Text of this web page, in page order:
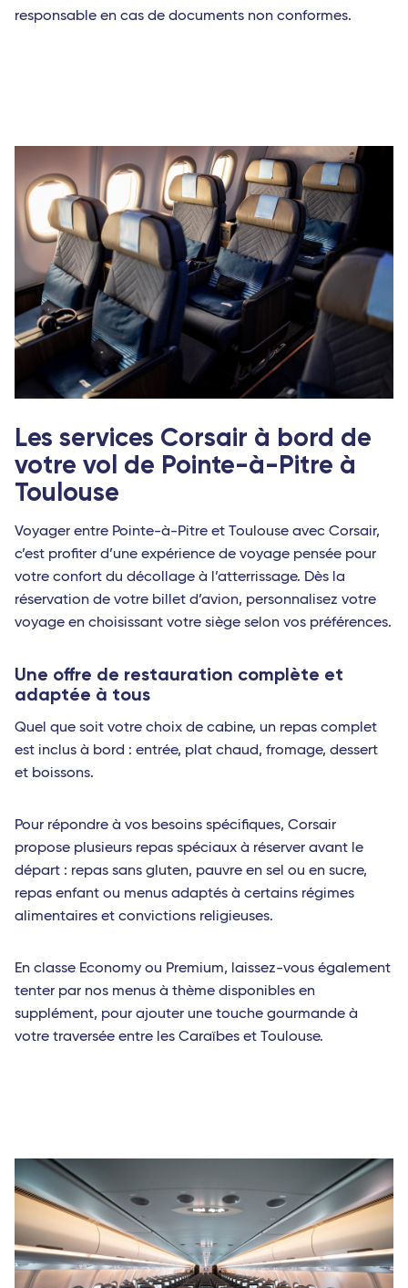
responsable en cas de documents non conformes.
Les services Corsair à bord de
votre vol de Pointe-à-Pitre à
Toulouse
Voyager entre Pointe-à-Pitre et Toulouse avec Corsair,
c’est profiter d’une expérience de voyage pensée pour
votre confort du décollage à l’atterrissage. Dès la
réservation de votre billet d’avion, personnalisez votre
voyage en choisissant votre siège selon vos préférences.
Une offre de restauration complète et
adaptée à tous
Quel que soit votre choix de cabine, un repas complet
est inclus à bord : entrée, plat chaud, fromage, dessert
et boissons.
Pour répondre à vos besoins spécifiques, Corsair
propose plusieurs repas spéciaux à réserver avant le
départ : repas sans gluten, pauvre en sel ou en sucre,
repas enfant ou menus adaptés à certains régimes
alimentaires et convictions religieuses.
En classe Economy ou Premium, laissez-vous également
tenter par nos menus à thème disponibles en
supplément, pour ajouter une touche gourmande à
votre traversée entre les Caraïbes et Toulouse.